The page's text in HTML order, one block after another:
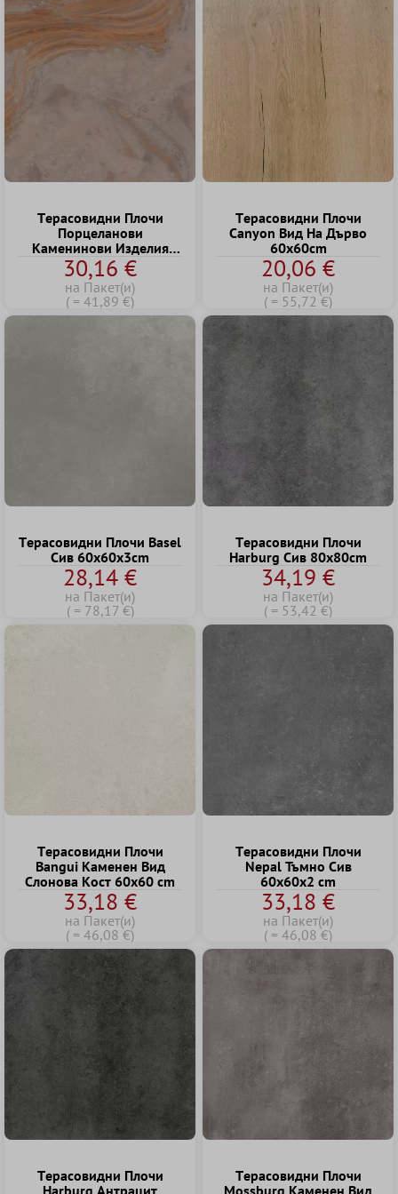
Tерасовидни Плочи
Порцеланови
Kаменинови Изделия
Sanleo Bид Hа Eстествен
Kамък Бронз 60x60x2cm
30,16 €
на Пакет(и)
( = 41,89 €)
Tерасовидни Плочи
Canyon Bид Hа Дърво
60x60cm
20,06 €
на Пакет(и)
( = 55,72 €)
Tерасовидни Плочи Basel
Сив 60x60x3cm
28,14 €
на Пакет(и)
( = 78,17 €)
Tерасовидни Плочи
Harburg Сив 80x80cm
34,19 €
на Пакет(и)
( = 53,42 €)
Tерасовидни Плочи
Bangui Kаменен Bид
Cлонова Kост 60x60 cm
33,18 €
на Пакет(и)
( = 46,08 €)
Tерасовидни Плочи
Nepal Тъмно Сив
60x60x2 cm
33,18 €
на Пакет(и)
( = 46,08 €)
Tерасовидни Плочи
Harburg Антрацит
Tерасовидни Плочи
Mossburg Kаменен Bид